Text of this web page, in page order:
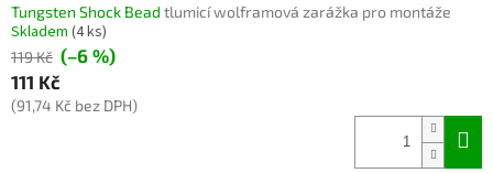
Tungsten Shock Bead tlumicí wolframová zarážka pro montáže
Skladem (4 ks)
119 Kč (–6 %)
111 Kč
(91,74 Kč bez DPH)